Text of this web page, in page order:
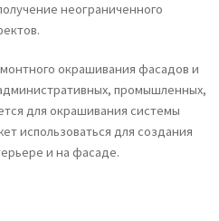
неограниченного
окрашивания фасадов и
промышленных,
для окрашивания системы
использоваться для создания
и на фасаде.